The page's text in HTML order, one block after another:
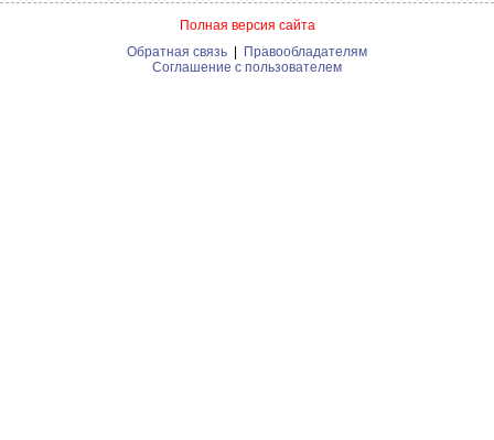
Полная версия сайта
Обратная связь | Правообладателям
Соглашение с пользователем